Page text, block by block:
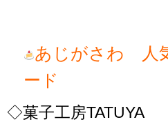
あじがさわ 人
ード
◇菓子工房TATUYA